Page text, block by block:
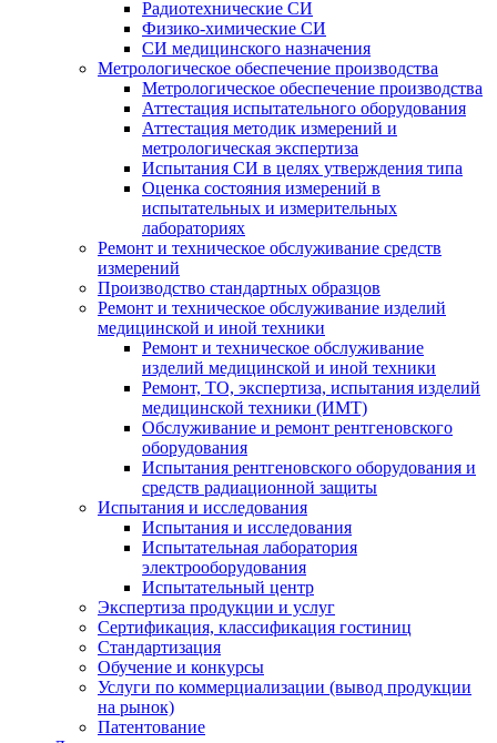
Радиотехнические СИ
Физико-химические СИ
СИ медицинского назначения
Метрологическое обеспечение производства
Метрологическое обеспечение производства
Аттестация испытательного оборудования
Аттестация методик измерений и
метрологическая экспертиза
Испытания СИ в целях утверждения типа
Оценка состояния измерений в
испытательных и измерительных
лабораториях
Ремонт и техническое обслуживание средств
измерений
Производство стандартных образцов
Ремонт и техническое обслуживание изделий
медицинской и иной техники
Ремонт и техническое обслуживание
изделий медицинской и иной техники
Ремонт, ТО, экспертиза, испытания изделий
медицинской техники (ИМТ)
Обслуживание и ремонт рентгеновского
оборудования
Испытания рентгеновского оборудования и
средств радиационной защиты
Испытания и исследования
Испытания и исследования
Испытательная лаборатория
электрооборудования
Испытательный центр
Экспертиза продукции и услуг
Сертификация, классификация гостиниц
Стандартизация
Обучение и конкурсы
Услуги по коммерциализации (вывод продукции
на рынок)
Патентование